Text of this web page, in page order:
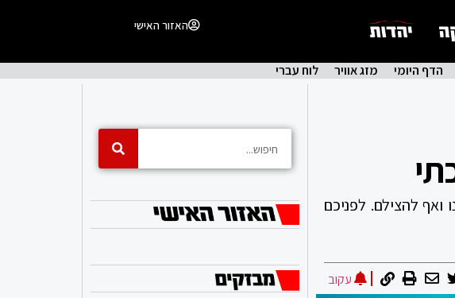
האזור האישי
הדף היומי מזג אוויר
לוח עברי
ואף להצילם. לפניכם
עקוב